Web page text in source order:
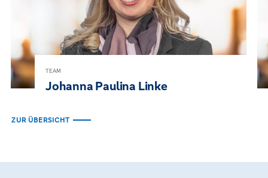
TEAM
Johanna Paulina Linke
ZUR ÜBERSICHT